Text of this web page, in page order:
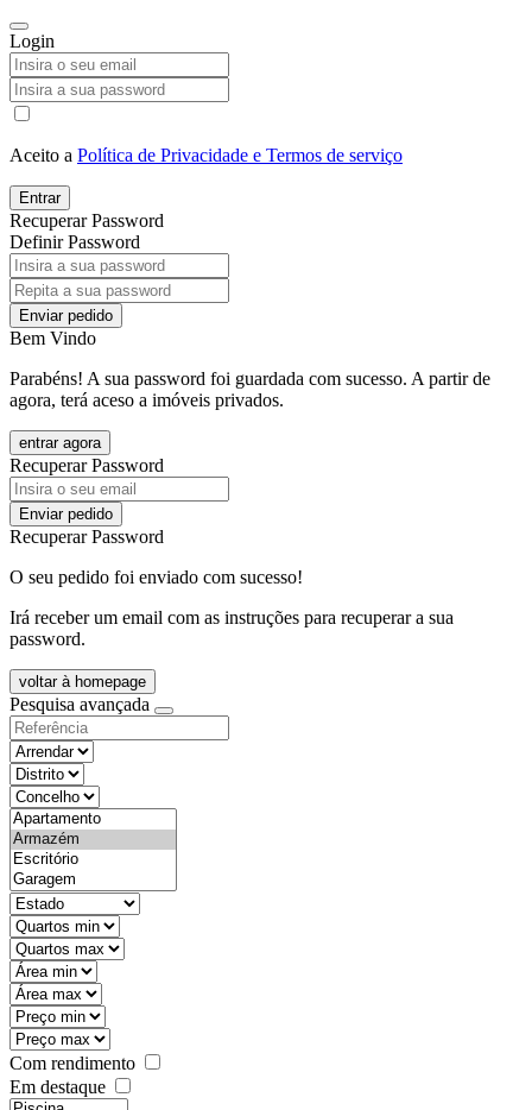
Login
Aceito a Política de Privacidade e Termos de serviço
Entrar
Recuperar Password
Definir Password
Enviar pedido
Bem Vindo
Parabéns! A sua password foi guardada com sucesso. A partir de
agora, terá aceso a imóveis privados.
entrar agora
Recuperar Password
Enviar pedido
Recuperar Password
O seu pedido foi enviado com sucesso!
Irá receber um email com as instruções para recuperar a sua
password.
voltar à homepage
Pesquisa avançada
objective
districtId
countyId
types
state
mintypo
maxtypo
minarea
maxarea
minprice
maxprice
Com rendimento
Em destaque